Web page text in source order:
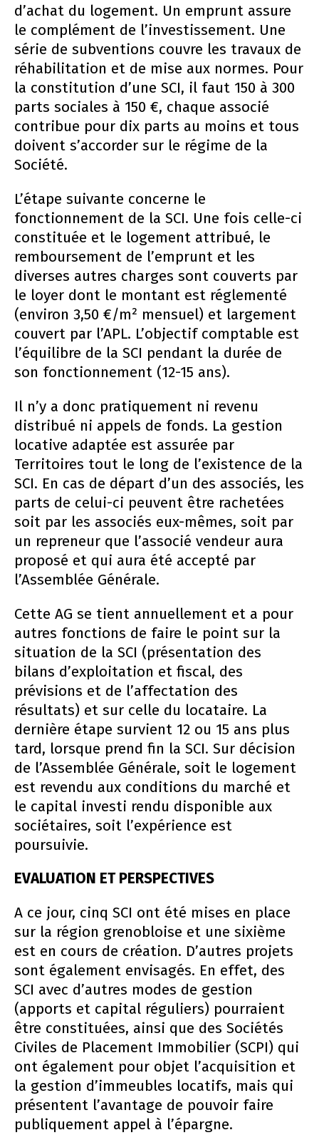
d’achat du logement. Un emprunt assure
le complément de l’investissement. Une
série de subventions couvre les travaux de
réhabilitation et de mise aux normes. Pour
la constitution d’une SCI, il faut 150 à 300
parts sociales à 150 €, chaque associé
contribue pour dix parts au moins et tous
doivent s’accorder sur le régime de la
Société.
L’étape suivante concerne le
fonctionnement de la SCI. Une fois celle-ci
constituée et le logement attribué, le
remboursement de l’emprunt et les
diverses autres charges sont couverts par
le loyer dont le montant est réglementé
(environ 3,50 €/m² mensuel) et largement
couvert par l’APL. L’objectif comptable est
l’équilibre de la SCI pendant la durée de
son fonctionnement (12-15 ans).
Il n’y a donc pratiquement ni revenu
distribué ni appels de fonds. La gestion
locative adaptée est assurée par
Territoires tout le long de l’existence de la
SCI. En cas de départ d’un des associés, les
parts de celui-ci peuvent être rachetées
soit par les associés eux-mêmes, soit par
un repreneur que l’associé vendeur aura
proposé et qui aura été accepté par
l’Assemblée Générale.
Cette AG se tient annuellement et a pour
autres fonctions de faire le point sur la
situation de la SCI (présentation des
bilans d’exploitation et fiscal, des
prévisions et de l’affectation des
résultats) et sur celle du locataire. La
dernière étape survient 12 ou 15 ans plus
tard, lorsque prend fin la SCI. Sur décision
de l’Assemblée Générale, soit le logement
est revendu aux conditions du marché et
le capital investi rendu disponible aux
sociétaires, soit l’expérience est
poursuivie.
EVALUATION ET PERSPECTIVES
A ce jour, cinq SCI ont été mises en place
sur la région grenobloise et une sixième
est en cours de création. D’autres projets
sont également envisagés. En effet, des
SCI avec d’autres modes de gestion
(apports et capital réguliers) pourraient
être constituées, ainsi que des Sociétés
Civiles de Placement Immobilier (SCPI) qui
ont également pour objet l’acquisition et
la gestion d’immeubles locatifs, mais qui
présentent l’avantage de pouvoir faire
publiquement appel à l’épargne.